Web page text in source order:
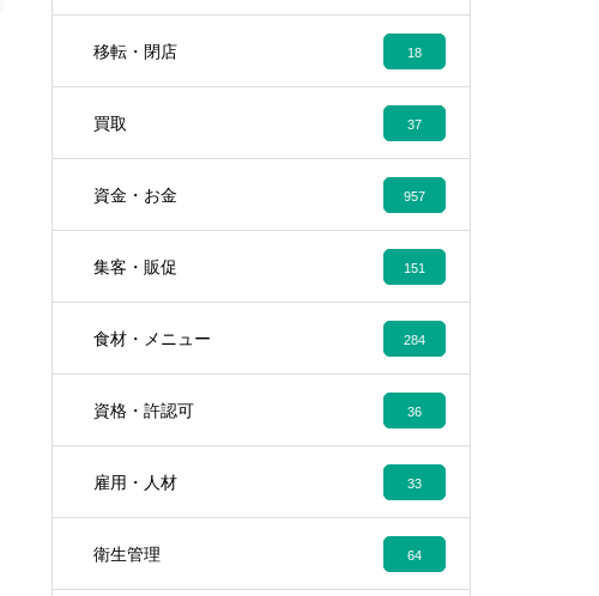
移転・閉店 18
買取 37
資金・お金 957
集客・販促 151
食材・メニュー 284
資格・許認可 36
雇用・人材 33
衛生管理 64